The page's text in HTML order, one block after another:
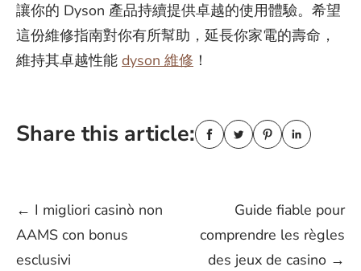
讓你的 Dyson 產品持續提供卓越的使用體驗。希望
這份維修指南對你有所幫助，延長你家電的壽命，
維持其卓越性能 dyson 維修 ！
Share this article:
Post
navigation
← I migliori casinò non
AAMS con bonus
esclusivi
Guide fiable pour
comprendre les règles
des jeux de casino →